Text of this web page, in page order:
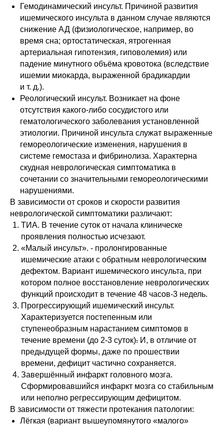
Гемодинамический инсульт. Причиной развития
ишемического инсульта в данном случае являются
снижение АД (физиологическое, например, во
время сна; ортостатическая, ятрогенная
артериальная гипотензия, гиповолемия) или
падение минутного объёма кровотока (вследствие
ишемии миокарда, выраженной брадикардии
и т. д.).
Реологический инсульт. Возникает на фоне
отсутствия какого-либо сосудистого или
гематологического заболевания установленной
этиологии. Причиной инсульта служат выраженные
гемореологические изменения, нарушения в
системе гемостаза и фибринолиза. Характерна
скудная неврологическая симптоматика в
сочетании со значительными гемореологическими
нарушениями.
В зависимости от сроков и скорости развития
неврологической симптоматики различают:
ТИА. В течение суток от начала клиническе
проявления полностью исчезают.
«Малый инсульт». - пролонгированные
ишемические атаки с обратным неврологическим
дефектом. Вариант ишемического инсульта, при
котором полное восстановление неврологических
функций происходит в течение 48 часов-3 недель.
Прогрессирующий ишемический инсульт.
Характеризуется постепенным или
ступенеобразным нарастанием симптомов в
течение времени (до 2-3 суток). И, в отличие от
предыдущей формы, даже по прошествии
времени, дефицит частично сохраняется.
Завершённый инфаркт головного мозга.
Сформировавшийся инфаркт мозга со стабильным
или неполно регрессирующим дефицитом.
В зависимости от тяжести протекания патологии:
Лёгкая (вариант вышеупомянутого «малого»